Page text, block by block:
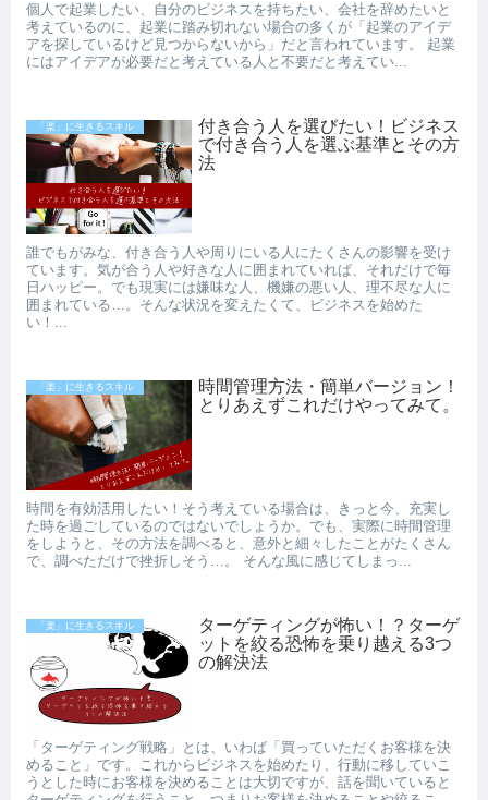
個人で起業したい、自分のビジネスを持ちたい、会社を辞めたいと
考えているのに、起業に踏み切れない場合の多くが「起業のアイデ
アを探しているけど見つからないから」だと言われています。 起業
にはアイデアが必要だと考えている人と不要だと考えてい...
「楽」に生きるスキル
付き合う人を選びたい！ビジネス
で付き合う人を選ぶ基準とその方
法
誰でもがみな、付き合う人や周りにいる人にたくさんの影響を受け
ています。気が合う人や好きな人に囲まれていれば、それだけで毎
日ハッピー。でも現実には嫌味な人、機嫌の悪い人、理不尽な人に
囲まれている…。そんな状況を変えたくて、ビジネスを始めた
い！...
「楽」に生きるスキル
時間管理方法・簡単バージョン！
とりあえずこれだけやってみて。
時間を有効活用したい！そう考えている場合は、きっと今、充実し
た時を過ごしているのではないでしょうか。でも、実際に時間管理
をしようと、その方法を調べると、意外と細々したことがたくさん
で、調べただけで挫折しそう…。 そんな風に感じてしまっ...
「楽」に生きるスキル
ターゲティングが怖い！？ターゲ
ットを絞る恐怖を乗り越える3つ
の解決法
「ターゲティング戦略」とは、いわば「買っていただくお客様を決
めること」です。これからビジネスを始めたり、行動に移していこ
うとした時にお客様を決めることは大切ですが、話を聞いていると